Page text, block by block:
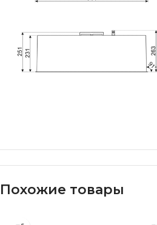
Похожие товары